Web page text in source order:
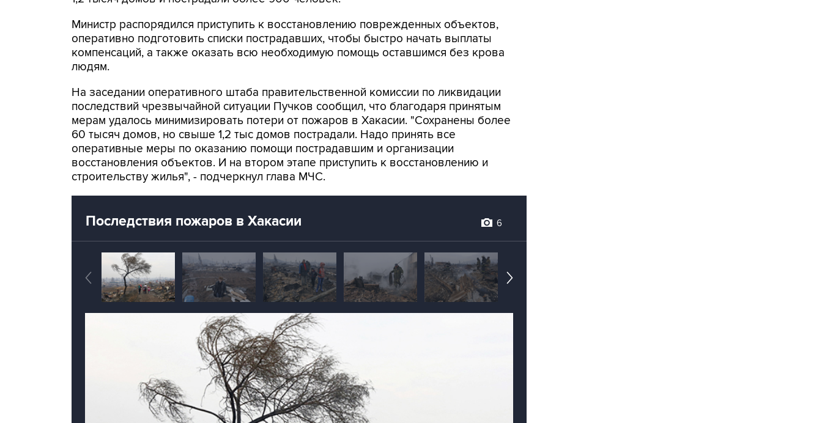
Министр распорядился приступить к восстановлению поврежденных объектов,
оперативно подготовить списки пострадавших, чтобы быстро начать выплаты
компенсаций, а также оказать всю необходимую помощь оставшимся без крова
людям.
На заседании оперативного штаба правительственной комиссии по ликвидации
последствий чрезвычайной ситуации Пучков сообщил, что благодаря принятым
мерам удалось минимизировать потери от пожаров в Хакасии. "Сохранены более
60 тысяч домов, но свыше 1,2 тыс домов пострадали. Надо принять все
оперативные меры по оказанию помощи пострадавшим и организации
восстановления объектов. И на втором этапе приступить к восстановлению и
строительству жилья", - подчеркнул глава МЧС.
Последствия пожаров в Хакасии 6